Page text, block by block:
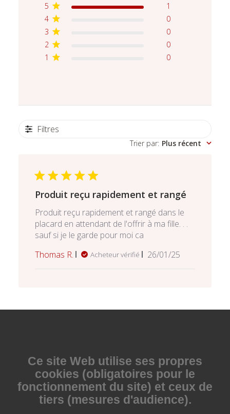
5
1
4
0
3
0
2
0
1
0
Filtres
Trier par: Plus récent
Produit reçu rapidement et rangé
Produit reçu rapidement et rangé dans le
placard en attendant de l'offrir à ma fille. . .
sauf si je le garde pour moi ca
Thomas R.
Acheteur vérifié
Date
26/01/25
Ce site Web utilise ses propres
cookies (obligatoires pour le
fonctionnement du site) et ceux de
tiers (mesures d'audience).